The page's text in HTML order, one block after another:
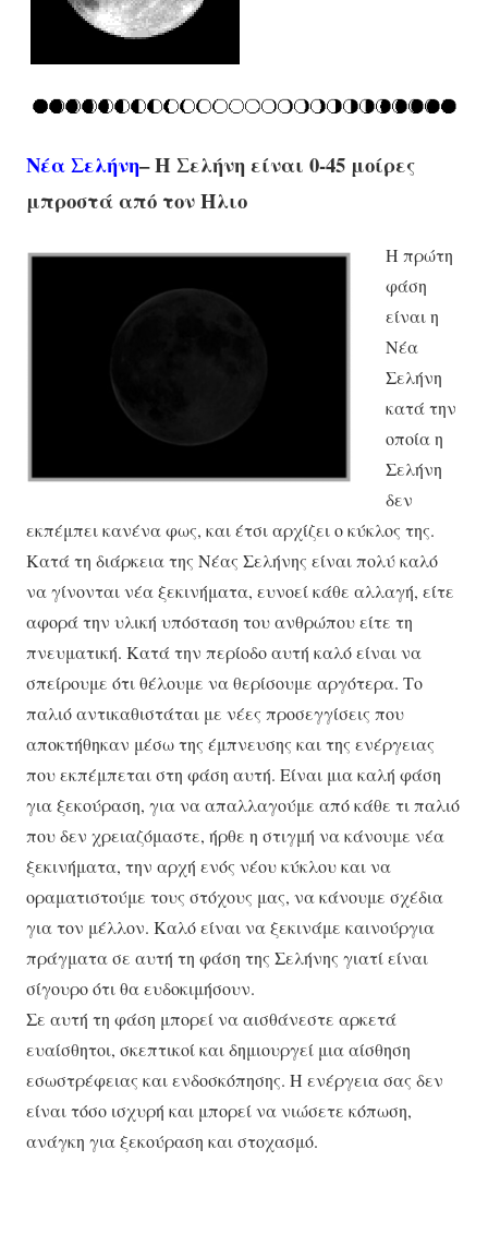
Νέα Σελήνη– Η Σελήνη είναι 0-45 μοίρες
μπροστά από τον Ήλιο
Η πρώτη
φάση
είναι η
Νέα
Σελήνη
κατά την
οποία η
Σελήνη
δεν
εκπέμπει κανένα φως, και έτσι αρχίζει ο κύκλος της.
Κατά τη διάρκεια της Νέας Σελήνης είναι πολύ καλό
να γίνονται νέα ξεκινήματα, ευνοεί κάθε αλλαγή, είτε
αφορά την υλική υπόσταση του ανθρώπου είτε τη
πνευματική. Κατά την περίοδο αυτή καλό είναι να
σπείρουμε ότι θέλουμε να θερίσουμε αργότερα. Το
παλιό αντικαθιστάται με νέες προσεγγίσεις που
αποκτήθηκαν μέσω της έμπνευσης και της ενέργειας
που εκπέμπεται στη φάση αυτή. Είναι μια καλή φάση
για ξεκούραση, για να απαλλαγούμε από κάθε τι παλιό
που δεν χρειαζόμαστε, ήρθε η στιγμή να κάνουμε νέα
ξεκινήματα, την αρχή ενός νέου κύκλου και να
οραματιστούμε τους στόχους μας, να κάνουμε σχέδια
για τον μέλλον. Καλό είναι να ξεκινάμε καινούργια
πράγματα σε αυτή τη φάση της Σελήνης γιατί είναι
σίγουρο ότι θα ευδοκιμήσουν.
Σε αυτή τη φάση μπορεί να αισθάνεστε αρκετά
ευαίσθητοι, σκεπτικοί και δημιουργεί μια αίσθηση
εσωστρέφειας και ενδοσκόπησης. Η ενέργεια σας δεν
είναι τόσο ισχυρή και μπορεί να νιώσετε κόπωση,
ανάγκη για ξεκούραση και στοχασμό.